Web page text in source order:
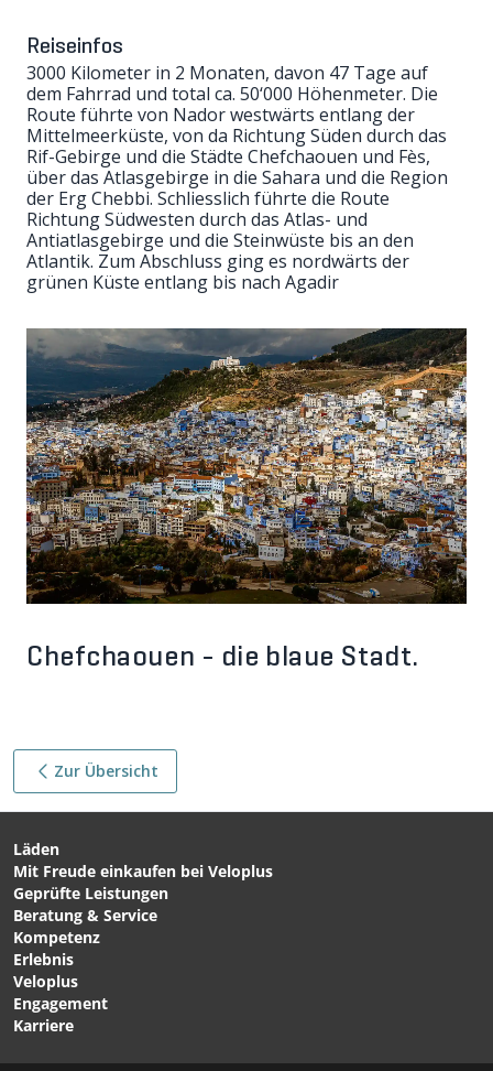
Reiseinfos
3000 Kilometer in 2 Monaten, davon 47 Tage auf
dem Fahrrad und total ca. 50‘000 Höhenmeter. Die
Route führte von Nador westwärts entlang der
Mittelmeerküste, von da Richtung Süden durch das
Rif-Gebirge und die Städte Chefchaouen und Fès,
über das Atlasgebirge in die Sahara und die Region
der Erg Chebbi. Schliesslich führte die Route
Richtung Südwesten durch das Atlas- und
Antiatlasgebirge und die Steinwüste bis an den
Atlantik. Zum Abschluss ging es nordwärts der
grünen Küste entlang bis nach Agadir
Chefchaouen - die blaue Stadt.
Zur Übersicht
Läden
Mit Freude einkaufen bei Veloplus
Geprüfte Leistungen
Beratung & Service
Kompetenz
Erlebnis
Veloplus
Engagement
Karriere